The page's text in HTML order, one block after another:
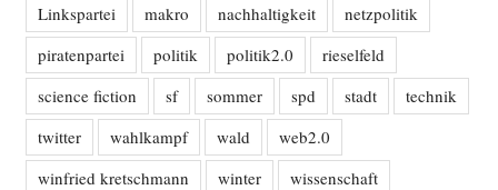
Linkspartei
makro nachhaltigkeit
netzpolitik
piratenpartei
politik politik2.0
rieselfeld
science fiction
sf sommer spd stadt
technik
twitter
wahlkampf wald
web2.0
winfried kretschmann
winter wissenschaft